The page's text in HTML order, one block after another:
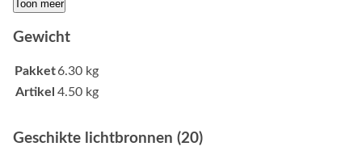
Toon meer
Gewicht
Pakket6.30 kg
Artikel 4.50 kg
Geschikte lichtbronnen (20)